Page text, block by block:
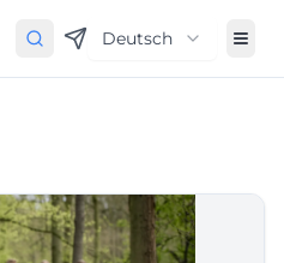
Deutsch